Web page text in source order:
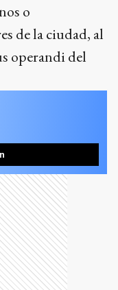
o
de la ciudad, al
operandi del